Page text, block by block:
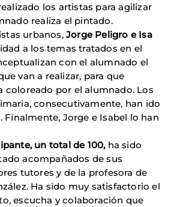
los artistas para agilizar
realiza el pintado.
urbanos, Jorge Peligro e Isa
a los temas tratados en el
con el alumnado el
van a realizar, para que
coloreado por el alumnado. Los
consecutivamente, han ido
Finalmente, Jorge e Isabel lo han
un total de 100,ha sido
acompañados de sus
tutores y de la profesora de
Ha sido muy satisfactorio el
escucha y colaboración que